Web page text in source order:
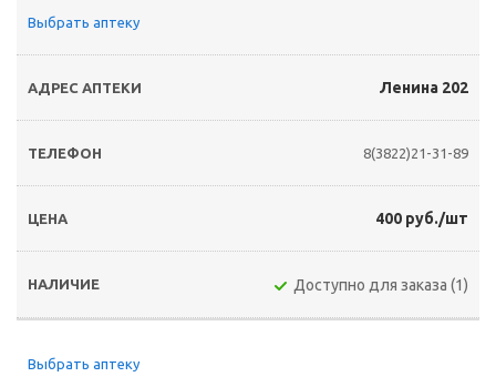
Выбрать аптеку
Ленина 202
8(3822)21-31-89
400 руб./шт
Доступно для заказа (1)
Выбрать аптеку